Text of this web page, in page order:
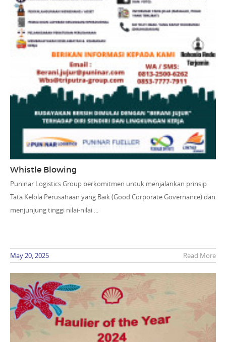
Whistle Blowing
Puninar Logistics Group berkomitmen untuk menjalankan prinsip
Tata Kelola Perusahaan yang Baik (Good Corporate Governance) dan
menjunjung tinggi nilai-nilai ...
May 20, 2025 Read More